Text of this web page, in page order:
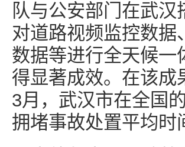
队与公安部门在武
对道路视频监控数
数据等进行全天候一
得显著成效。在该成
3月，武汉市在全国
拥堵事故处置平均时